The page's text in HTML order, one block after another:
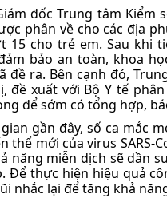
đốc Trung tâm
phân về cho các địa
cho trẻ em. Sau khi
bảo an toàn, khoa
đề ra. Bên cạnh đó,
đề xuất với Bộ Y tế
để sớm có tổng hợp,
gần đây, số ca mắc
thể mới của virus
năng miễn dịch sẽ dần
Để thực hiện hiệu quả
nhắc lại để tăng khả